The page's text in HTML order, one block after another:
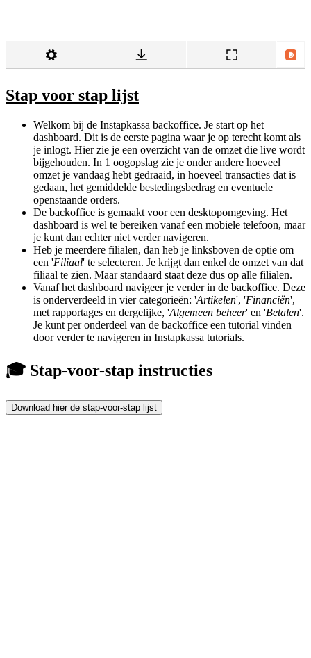
Stap voor stap lijst
Welkom bij de Instapkassa backoffice. Je start op het
dashboard. Dit is de eerste pagina waar je op terecht komt als
je inlogt. Hier zie je een overzicht van de omzet die live wordt
bijgehouden. In 1 oogopslag zie je onder andere hoeveel
omzet je vandaag hebt gedraaid, in hoeveel transacties dat is
gedaan, het gemiddelde bestedingsbedrag en eventuele
openstaande orders.
De backoffice is gemaakt voor een desktopomgeving. Het
dashboard is wel te bereiken vanaf een mobiele telefoon, maar
je kunt dan echter niet verder navigeren.
Heb je meerdere filialen, dan heb je linksboven de optie om
een 'Filiaal' te selecteren. Je krijgt dan enkel de omzet van dat
filiaal te zien. Maar standaard staat deze dus op alle filialen.
Vanaf het dashboard navigeer je verder in de backoffice. Deze
is onderverdeeld in vier categorieën: 'Artikelen', 'Financiën',
met rapportages en dergelijke, 'Algemeen beheer' en 'Betalen'.
Je kunt per onderdeel van de backoffice een tutorial vinden
door verder te navigeren in Instapkassa tutorials.
🎓 Stap-voor-stap instructies
Download hier de stap-voor-stap lijst